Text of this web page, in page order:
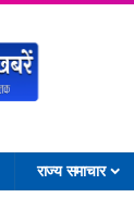
राज्य समाचार